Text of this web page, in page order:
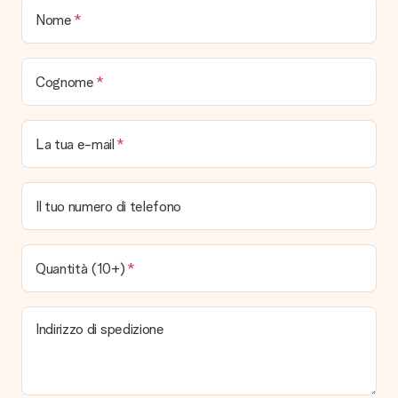
continuamente aggiornate e attendibili.
Quali sono i tempi di consegna e quando riceverò il mio
regalo?
I tempi di consegna sono consultabili direttamente sulla pagina
del prodotto desiderato. Le date indicate sono previste in
base ai tempi di consegna indicati dal corriere.
Quali sono le opzioni di consegna disponibili?
sill'opzione da selezionare contatta il nostro servizio clienti.
Pagamento
Come posso pagare il mio ordine?
É possibile scegliere tra le seguenti modalità di pagamento:
Nome
Cognome
La tua e-mail
Il tuo numero di telefono
Quantità (10+)
Indirizzo di spedizione